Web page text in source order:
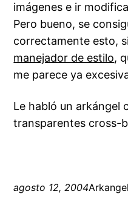
imágenes e ir
Pero bueno, se
correctamente esto,
manejador de estilo,
me parece ya
Le habló un arkángel
transparentes cross-
agosto 12, 2004Arkangel